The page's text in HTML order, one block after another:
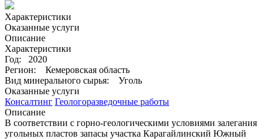
Характеристики
Оказанные услуги
Описание
Характеристики
Год: 2020
Регион:
Кемеровская область
Вид минерального сырья:
Уголь
Оказанные услуги
Консалтинг Геологоразведочные работы
Описание
В соответствии с горно-геологическими условиями залегания
угольных пластов запасы участка Карагайлинский Южный